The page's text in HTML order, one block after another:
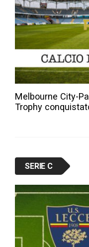
Melbourne City-
Trophy
SERIE C